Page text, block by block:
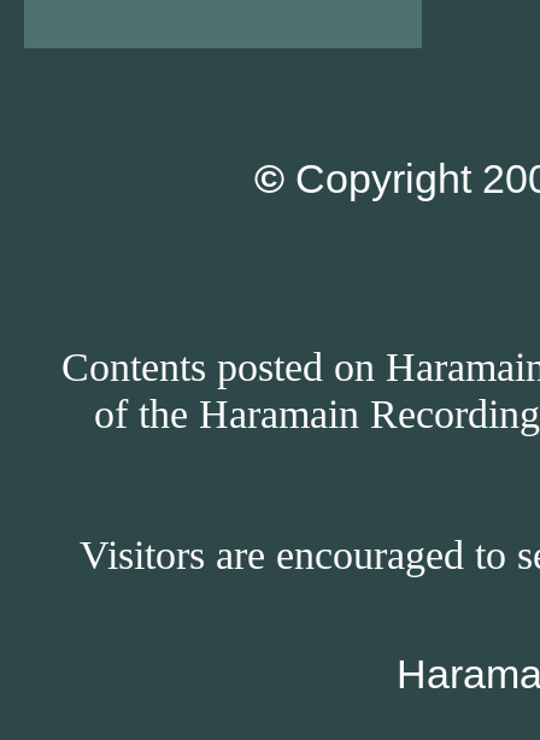
© Copyright
Contents posted on
of the Haramain
Visitors are encouraged to